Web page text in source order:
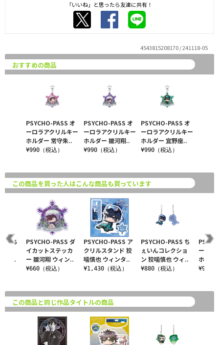
「いいね」と思ったら友達に共有！
4543815208170 / 241118-05
おすすめの商品
PSYCHO-PASS オ
ーロラアクリルキー
ホルダー 雛河翔..
¥990（税込）
PSYCHO-PASS オ
ーロラアクリルキー
ホルダー 宜野座..
¥990（税込）
PSYCHO-PASS オ
ーロラアクリルキー
ホルダー 常守朱..
¥990（税込）
この商品を買った人はこんな商品も買っています
PSYCHO-PASS ア
クリルスタンド 狡
噛慎也 ウィンタ..
¥1,430（税込）
PSYCHO-PASS ち
ぇいんコレクショ
ン 狡噛慎也 ウィ..
¥880（税込）
ーロラ
ホルダ
¥990
ち
ン..
PSYCHO-PASS ダ
イカットステッカ
ー 雛河翔 ウィン..
¥660（税込）
この商品と同じ作品タイトルの商品